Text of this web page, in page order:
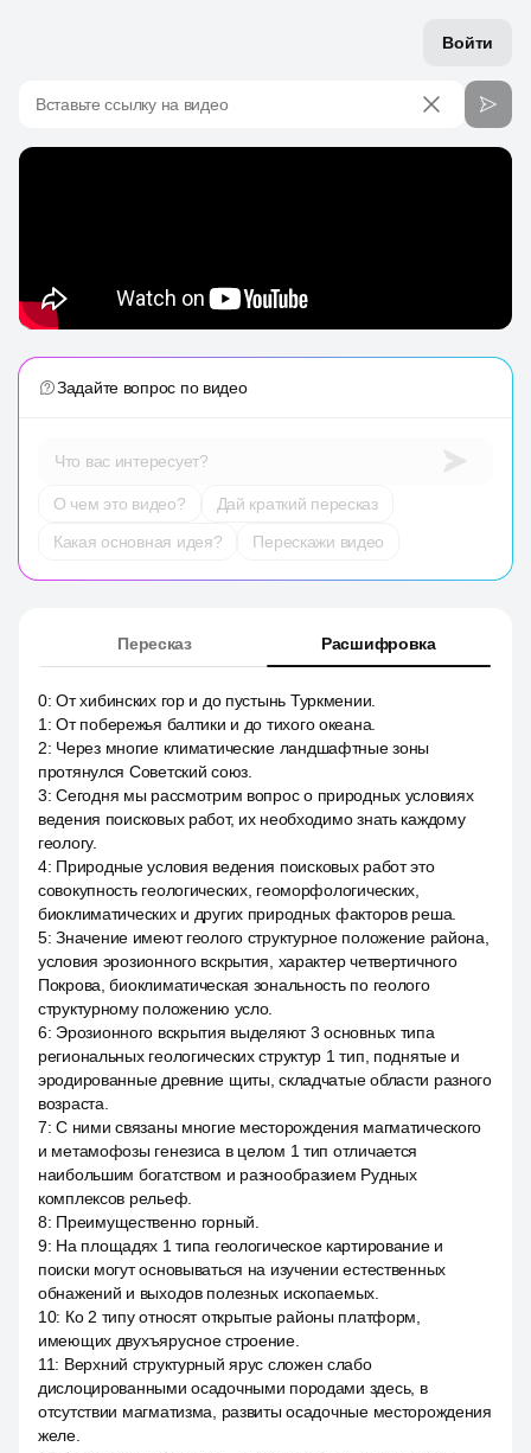
Войти
Вставьте ссылку на видео
Задайте вопрос по видео
Что вас интересует?
О чем это видео?
Дай краткий пересказ
Какая основная идея?
Перескажи видео
Пересказ Расшифровка
0:От хибинских гор и до пустынь Туркмении.
1 :От побережья балтики и до тихого океана.
2: Через многие климатические ландшафтные зоны
протянулся Советский союз.
3:Сегодня мы рассмотрим вопрос о природных условиях
ведения поисковых работ, их необходимо знать каждому
геологу.
4: Природные условия ведения поисковых работ это
совокупность геологических, геоморфологических,
биоклиматических и других природных факторов реша.
5:Значение имеют геолого структурное положение района,
условия эрозионного вскрытия, характер четвертичного
Покрова, биоклиматическая зональность по геолого
структурному положению усло.
6: Эрозионного вскрытия выделяют 3 основных типа
региональных геологических структур 1 тип, поднятые и
эродированные древние щиты, складчатые области разного
возраста.
7:С ними связаны многие месторождения магматического
и метамофозы генезиса в целом 1 тип отличается
наибольшим богатством и разнообразием Рудных
комплексов рельеф.
8: Преимущественно горный.
9: На площадях 1 типа геологическое картирование и
поиски могут основываться на изучении естественных
обнажений и выходов полезных ископаемых.
10: Ко 2 типу относят открытые районы платформ,
имеющих двухъярусное строение.
11: Верхний структурный ярус сложен слабо
дислоцированными осадочными породами здесь, в
отсутствии магматизма, развиты осадочные месторождения
желе.